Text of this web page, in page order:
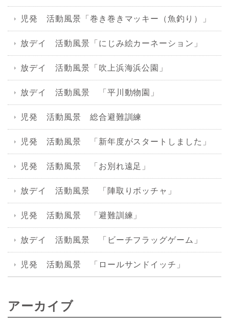
児発 活動風景「巻き巻きマッキー（魚釣り）」
放デイ 活動風景「にじみ絵カーネーション」
放デイ 活動風景「吹上浜海浜公園」
放デイ 活動風景 「平川動物園」
児発 活動風景 総合避難訓練
児発 活動風景 「新年度がスタートしました」
児発 活動風景 「お別れ遠足」
放デイ 活動風景 「陣取りボッチャ」
児発 活動風景 「避難訓練」
放デイ 活動風景 「ビーチフラッグゲーム」
児発 活動風景 「ロールサンドイッチ」
アーカイブ